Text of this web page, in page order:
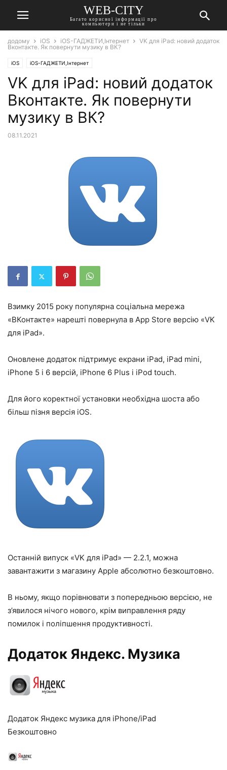
WEB-CITY
Багато корисної інформації про
компьютери і не тільки
додому iOS iOS-ГАДЖЕТИ,Інтернет
VK для iPad: новий додаток
Вконтакте. Як повернути музику в ВК?
iOS iOS-ГАДЖЕТИ,Інтернет
VK для iPad: новий додаток
Вконтакте. Як повернути
музику в ВК?
08.11.2021
Взимку 2015 року популярна соціальна мережа
«ВКонтакте» нарешті повернула в App Store версію «VK
для iPad».
Оновлене додаток підтримує екрани iPad, iPad mini,
iPhone 5 і 6 версій, iPhone 6 Plus і iPod touch.
Для його коректної установки необхідна шоста або
більш пізня версія iOS.
Останній випуск «VK для iPad» — 2.2.1, можна
завантажити з магазину Apple абсолютно безкоштовно.
В ньому, якщо порівнювати з попередньою версією, не
з’явилося нічого нового, крім виправлення ряду
помилок і поліпшення продуктивності.
Додаток Яндекс. Музика
Додаток Яндекс музика для iPhone/iPad
Безкоштовно